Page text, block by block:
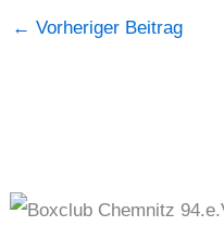
← Vorheriger Beitrag